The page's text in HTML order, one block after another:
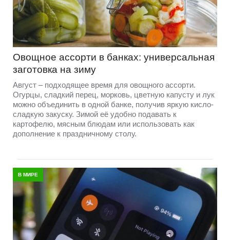
Овощное ассорти в банках: универсальная
заготовка на зиму
Август – подходящее время для овощного ассорти.
Огурцы, сладкий перец, морковь, цветную капусту и лук
можно объединить в одной банке, получив яркую кисло-
сладкую закуску. Зимой её удобно подавать к
картофелю, мясным блюдам или использовать как
дополнение к праздничному столу.
В МИРЕ